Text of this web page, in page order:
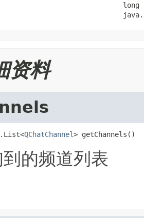
long
资料
QChatChannel> getChannels()
的频道列表